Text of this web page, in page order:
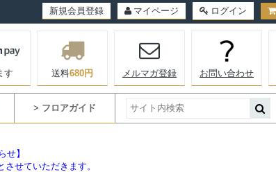
新規会員登録 マイページ ログイン
す 送料680円 メルマガ登録 お問い合わせ
> フロアガイド
せ】
せていただきます。